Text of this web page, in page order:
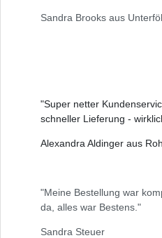
Sandra Brooks aus
"Super netter
schneller Lieferung -
Alexandra Aldinger aus
"Meine Bestellung war
da, alles war Bestens."
Sandra Steuer